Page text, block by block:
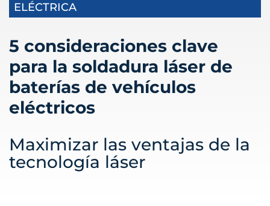
ELÉCTRICA
5 consideraciones clave
para la soldadura láser de
baterías de vehículos
eléctricos
Maximizar las ventajas de la
tecnología láser